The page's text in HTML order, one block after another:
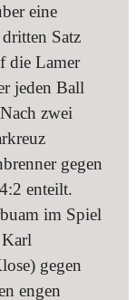
eine
Satz
die Lamer
jeden Ball
zwei
gegen
enteilt.
im Spiel
gegen
engen